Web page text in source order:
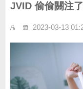
JVID 偷偷關注
2023-03-13